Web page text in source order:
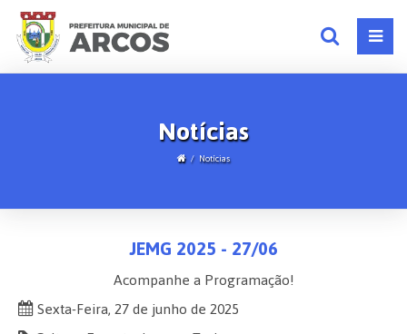
Notícias
Notícias
JEMG 2025 - 27/06
Acompanhe a Programação!
Sexta-Feira, 27 de junho de 2025